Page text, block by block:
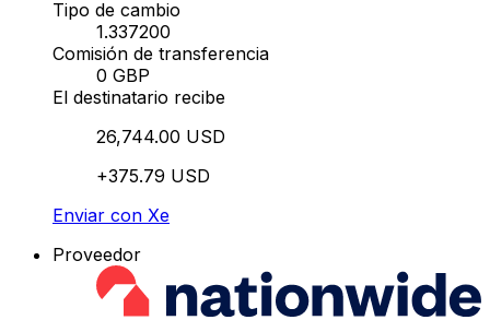
Tipo de cambio
1.337200
Comisión de transferencia
0 GBP
El destinatario recibe
26,744.00 USD
+375.79 USD
Enviar con Xe
Proveedor